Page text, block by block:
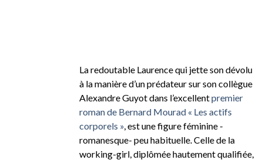
La redoutable Laurence qui jette son dévolu
à la manière d’un prédateur sur son collègue
Alexandre Guyot dans l’excellentpremier
roman de Bernard Mourad « Les actifs
corporels » , est une figure féminine -
romanesque- peu habituelle. Celle de la
working-girl, diplômée hautement qualifiée,